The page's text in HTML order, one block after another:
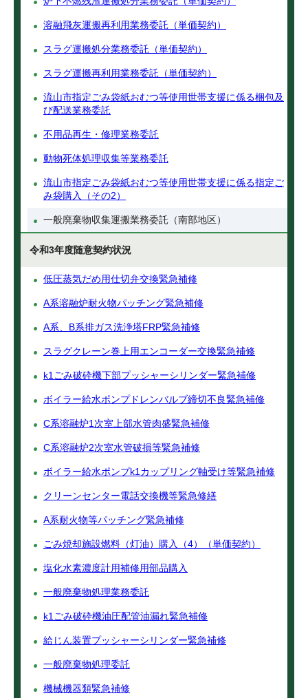
溶融飛灰運搬再利用業務委託（単価契約）
スラグ運搬処分業務委託（単価契約）
スラグ運搬再利用業務委託（単価契約）
流山市指定ごみ袋紙おむつ等使用世帯支援に係る梱包及
び配送業務委託
不用品再生・修理業務委託
動物死体処理収集等業務委託
流山市指定ごみ袋紙おむつ等使用世帯支援に係る指定ご
み袋購入（その2）
一般廃棄物収集運搬業務委託（南部地区）
令和3年度随意契約状況
低圧蒸気だめ用仕切弁交換緊急補修
A系溶融炉耐火物パッチング緊急補修
A系、B系排ガス洗浄塔FRP緊急補修
スラグクレーン巻上用エンコーダー交換緊急補修
k1ごみ破砕機下部プッシャーシリンダー緊急補修
ボイラー給水ポンプドレンバルブ締切不良緊急補修
C系溶融炉1次室上部水管肉盛緊急補修
C系溶融炉2次室水管破損等緊急補修
ボイラー給水ポンプk1カップリング軸受け等緊急補修
クリーンセンター電話交換機等緊急修繕
A系耐火物等パッチング緊急補修
ごみ焼却施設燃料（灯油）購入（4）（単価契約）
塩化水素濃度計用補修用部品購入
一般廃棄物処理業務委託
k1ごみ破砕機油圧配管油漏れ緊急補修
給じん装置プッシャーシリンダー緊急補修
一般廃棄物処理委託
機械機器類緊急補修